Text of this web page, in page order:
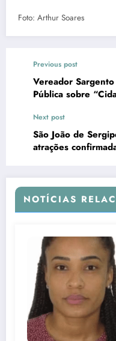
Foto: Arthur Soares
Previous post
Vereador
Pública sobre
Next post
São João de
atrações
NOTÍCIAS